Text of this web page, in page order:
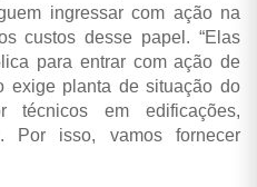
ingressar com ação na
custos desse papel. “Elas
para entrar com ação de
exige planta de situação do
técnicos em edificações,
Por isso, vamos fornecer